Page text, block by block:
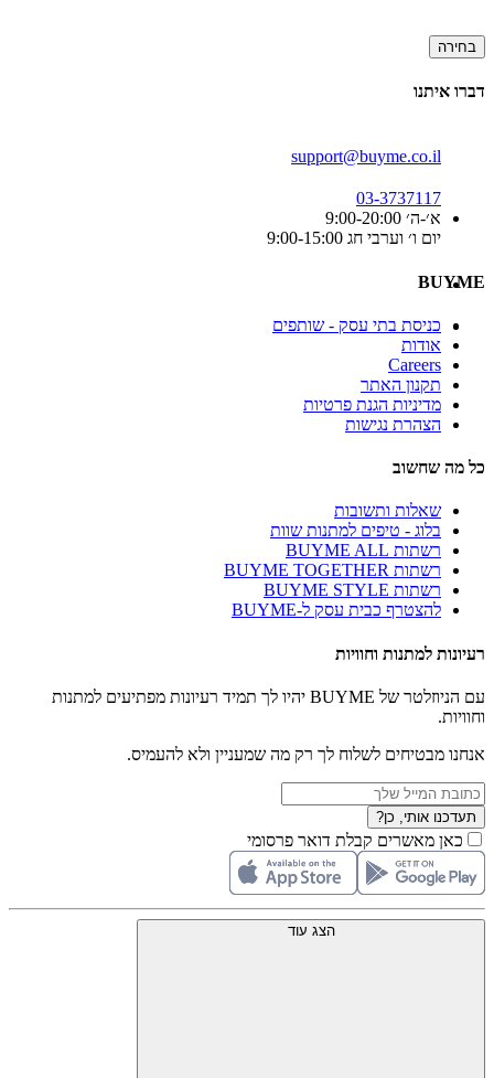
בחירה
דברו איתנו
support@buyme.co.il
03-3737117
א׳-ה׳ 9:00-20:00
יום ו׳ וערבי חג 9:00-15:00
BUYME
כניסת בתי עסק - שותפים
אודות
Careers
תקנון האתר
מדיניות הגנת פרטיות
הצהרת נגישות
כל מה שחשוב
שאלות ותשובות
בלוג - טיפים למתנות שוות
רשתות BUYME ALL
רשתות BUYME TOGETHER
רשתות BUYME STYLE
להצטרף כבית עסק ל-BUYME
רעיונות למתנות וחוויות
עם הניוזלטר של BUYME יהיו לך תמיד רעיונות מפתיעים למתנות
וחוויות.
אנחנו מבטיחים לשלוח לך רק מה שמעניין ולא להעמיס.
תעדכנו אותי, כן?
כאן מאשרים קבלת דואר פרסומי
הצג עוד